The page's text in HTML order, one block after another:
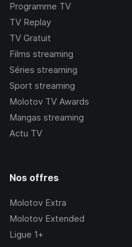
Programme TV
TV Replay
TV Gratuit
Films streaming
Séries streaming
Sport streaming
Molotov TV Awards
Mangas streaming
Actu TV
Nos offres
Molotov Extra
Molotov Extended
Ligue 1+